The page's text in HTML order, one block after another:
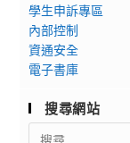
學生申訴專區
內部控制
資通安全
電子書庫
搜尋網站
Search